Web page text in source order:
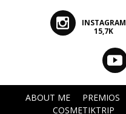
INSTAGRAM
15,7K
ABOUT ME PREMIOS
COSMETIKTRIP